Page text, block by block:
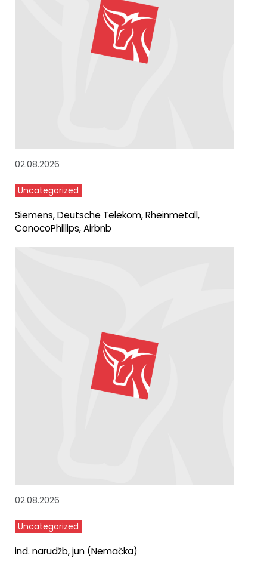
02.08.2026
Uncategorized
Siemens, Deutsche Telekom, Rheinmetall,
ConocoPhillips, Airbnb
02.08.2026
Uncategorized
ind. narudžb, jun (Nemačka)